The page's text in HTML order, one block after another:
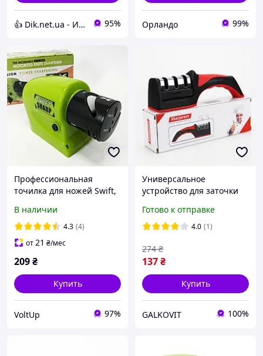
👍 Dik.net.ua - Интернет магазин 95% Орландо 99%
Профессиональная
точилка для ножей Swift,
Приспособление для
заточки ножей CE-62
В наличии
4.3 (4)
от21 ₴/мес
209₴
Купить
VoltUp 97%
Универсальное
устройство для заточки
Точилка для ножей с
быстрым процессом LB-
Готово к отправке
4.0 (1)
137₴
274 ₴
Купить
GALKOVIT 100%